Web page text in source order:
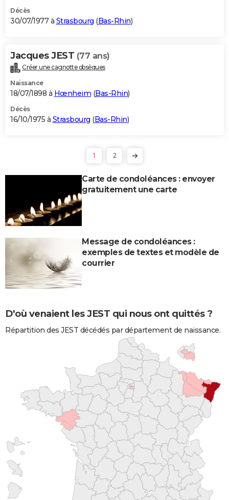
Décès
30/07/1977 à Strasbourg (Bas-Rhin)
Jacques JEST (77 ans)
Créer une cagnotte obsèques
Naissance
18/07/1898 à Hœnheim (Bas-Rhin)
Décès
16/10/1975 à Strasbourg (Bas-Rhin)
1 2
Carte de condoléances : envoyer
gratuitement une carte
Message de condoléances :
exemples de textes et modèle de
courrier
D'où venaient les JEST qui nous ont quittés ?
Répartition des JEST décédés par département de naissance.